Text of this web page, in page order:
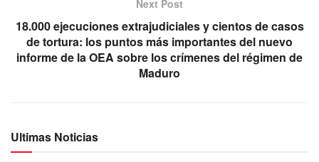
Next Post
18.000 ejecuciones extrajudiciales y cientos de casos
de tortura: los puntos más importantes del nuevo
informe de la OEA sobre los crímenes del régimen de
Maduro
Ultimas Noticias